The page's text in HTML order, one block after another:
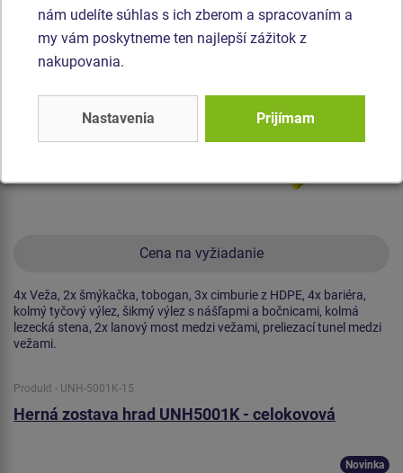
Cena na vyžiadanie
4x Veža, 2x šmýkačka, tobogan, 3x cimburie z HDPE, 4x bariéra,
kolmý tyčový výlez, šikmý výlez s nášľapmi a bočnicami, kolmá
lezecká stena, 2x lanový most medzi vežami, preliezací tunel medzi
vežami.
Produkt - UNH-5001K-15
Herná zostava hrad UNH5001K - celokovová
Novinka
nám udelíte súhlas s ich zberom a spracovaním a
my vám poskytneme ten najlepší zážitok z
nakupovania.
Nastavenia Prijímam